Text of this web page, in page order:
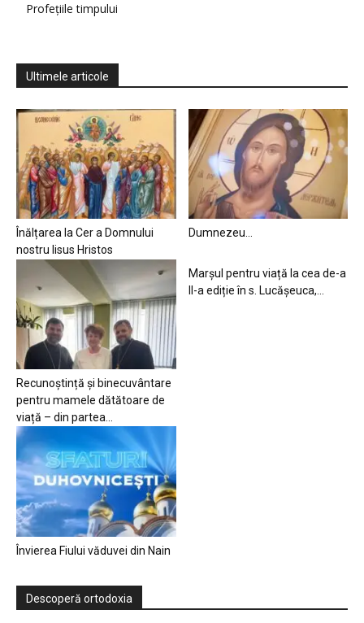
Profețiile timpului
Ultimele articole
Înălțarea la Cer a Domnului
nostru Iisus Hristos
Dumnezeu…
Recunoștință și binecuvântare
pentru mamele dătătoare de
viață – din partea...
Marșul pentru viață la cea de-a
II-a ediție în s. Lucășeuca,...
Învierea Fiului văduvei din Nain
Descoperă ortodoxia